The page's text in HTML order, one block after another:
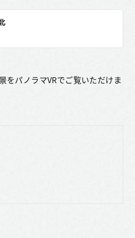
をパノラマVRでご覧いただけま